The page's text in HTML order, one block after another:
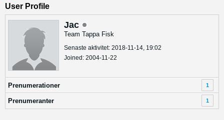
User Profile
Jac
Team Tappa Fisk
Senaste aktivitet: 2018-11-14, 19:02
Joined: 2004-11-22
Prenumerationer 1
Prenumeranter 1